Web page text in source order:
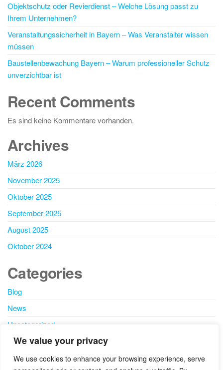
We value your privacy
We use cookies to enhance your browsing experience, serve
Objektschutz oder Revierdienst – Welche Lösung passt zu
Ihrem Unternehmen?
Veranstaltungssicherheit in Bayern – Was Veranstalter wissen
müssen
Baustellenbewachung Bayern – Warum professioneller Schutz
unverzichtbar ist
Recent Comments
Es sind keine Kommentare vorhanden.
Archives
März 2026
November 2025
Oktober 2025
September 2025
August 2025
Oktober 2024
Categories
Blog
News
Uncategorized
SEARCH